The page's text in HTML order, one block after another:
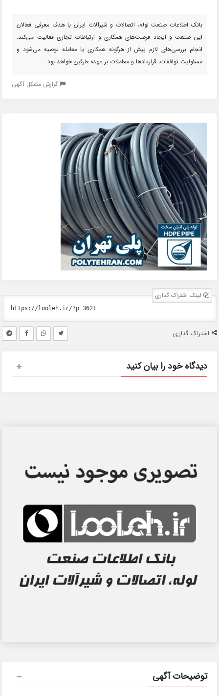
بانک اطلاعات صنعت لوله، اتصالات و شیرآلات ایران با هدف معرفی فعالان
این صنعت و ایجاد فرصت‌های همکاری و ارتباطات تجاری فعالیت می‌کند.
انجام بررسی‌های لازم پیش از هرگونه همکاری یا معامله توصیه می‌شود و
مسئولیت توافقات، قراردادها و معاملات بر عهده طرفین خواهد بود.
گزارش مشکل آگهی
لینک اشتراک گذاری
اشتراک گذاری
دیدگاه خود را بیان کنید
توضیحات آگهی